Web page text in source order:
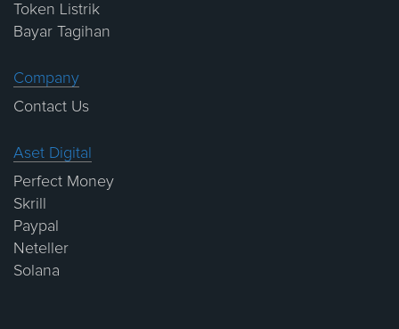
Token Listrik
Bayar Tagihan
Company
Contact Us
Aset Digital
Perfect Money
Skrill
Paypal
Neteller
Solana